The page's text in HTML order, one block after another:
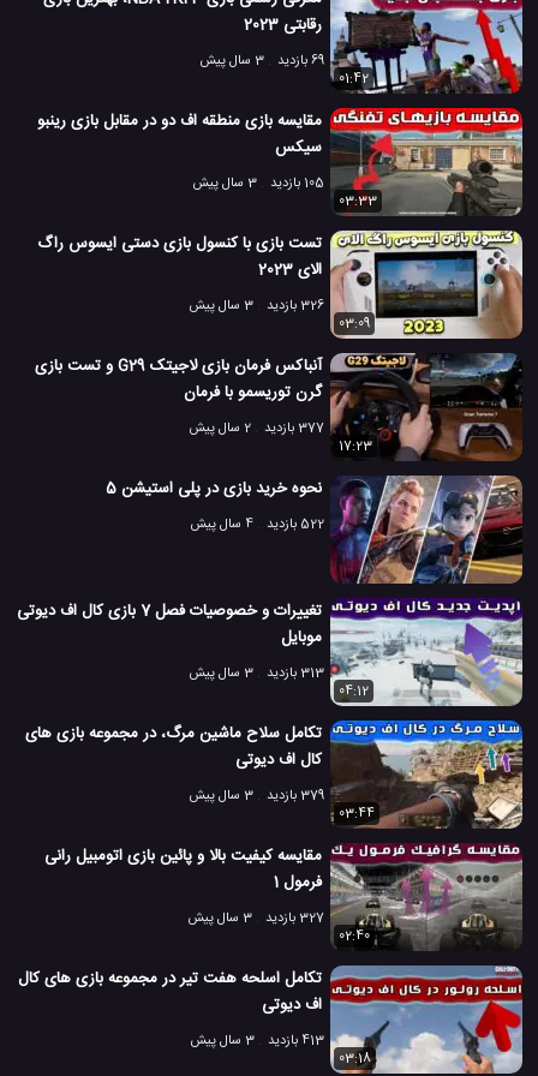
رقابتی 2023
69 بازدید
3 سال پیش
01:42
مقایسه بازی منطقه اف دو در مقابل بازی رینبو
سیکس
105 بازدید
3 سال پیش
03:33
تست بازی با کنسول بازی دستی ایسوس راگ
الای 2023
326 بازدید
3 سال پیش
03:09
آنباکس فرمان بازی لاجیتک G29 و تست بازی
گرن توریسمو با فرمان
377 بازدید
2 سال پیش
17:23
نحوه خرید بازی در پلی استیشن 5
522 بازدید 4 سال پیش
تغییرات و خصوصیات فصل 7 بازی کال اف دیوتی
موبایل
313 بازدید
3 سال پیش
04:12
تکامل سلاح ماشین مرگ، در مجموعه بازی های
کال اف دیوتی
379 بازدید
3 سال پیش
03:44
مقایسه کیفیت بالا و پائین بازی اتومبیل رانی
فرمول 1
327 بازدید
3 سال پیش
02:40
تکامل اسلحه هفت تیر در مجموعه بازی های کال
اف دیوتی
413 بازدید
3 سال پیش
03:18